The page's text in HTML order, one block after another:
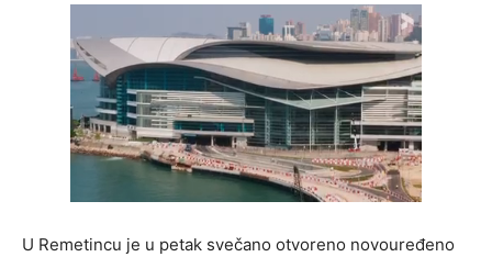
U Remetincu je u petak svečano otvoreno novouređeno